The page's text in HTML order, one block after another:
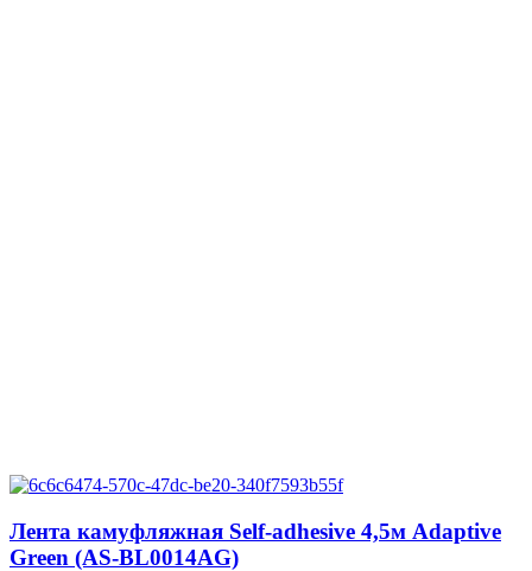
Лента камуфляжная Self-adhesive 4,5м Adaptive
Green (AS-BL0014AG)